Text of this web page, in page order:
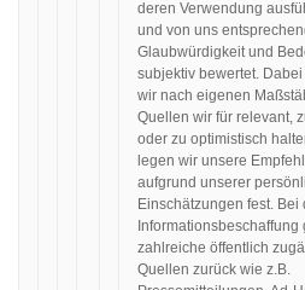
deren Verwendung
und von uns
Glaubwürdigkeit und
subjektiv bewertet.
wir nach eigenen
Quellen wir für relevant,
oder zu optimistisch
legen wir unsere
aufgrund unserer
Einschätzungen fest. Bei
Informationsbeschaffung
zahlreiche öffentlich
Quellen zurück wie z.B.